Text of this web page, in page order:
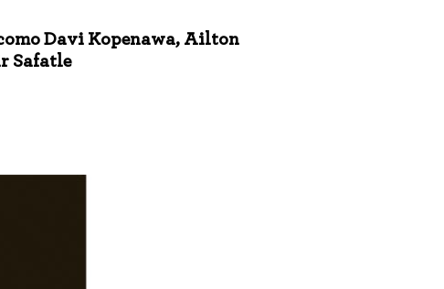
Davi Kopenawa, Ailton
Safatle